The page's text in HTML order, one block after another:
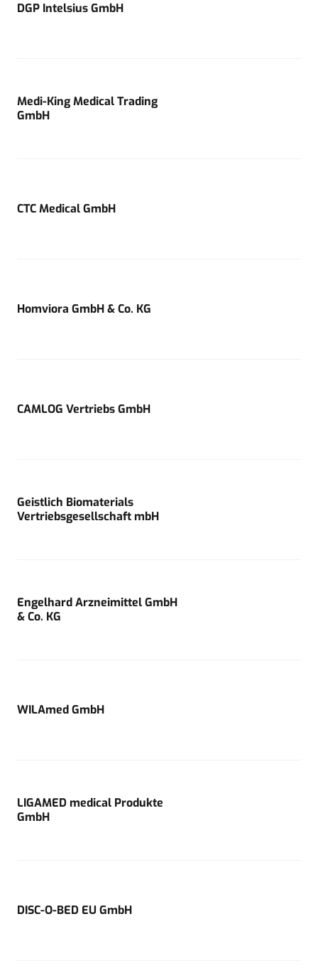
DGP Intelsius GmbH
Medi-King Medical Trading
GmbH
CTC Medical GmbH
Homviora GmbH & Co. KG
CAMLOG Vertriebs GmbH
Geistlich Biomaterials
Vertriebsgesellschaft mbH
Engelhard Arzneimittel GmbH
& Co. KG
WILAmed GmbH
LIGAMED medical Produkte
GmbH
DISC-O-BED EU GmbH